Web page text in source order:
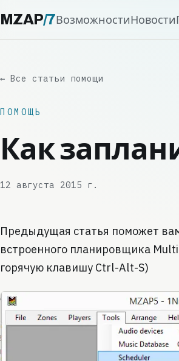
MZAP/7ВозможностиНовости
← Все статьи помощи
ПОМОЩЬ
Как
12 августа 2015 г.
Предыдущая статья поможет
встроенного планировщика
горячую клавишу Ctrl-Alt-S)